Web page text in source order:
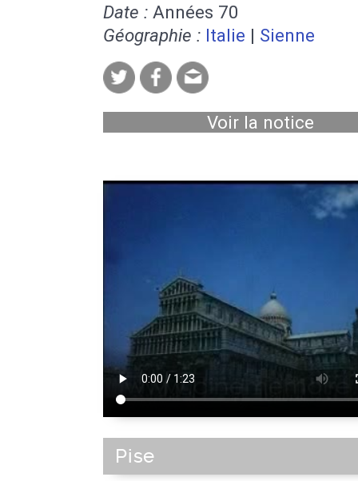
Date : Années 70
Géographie : Italie | Sienne
Voir la notice
Pise